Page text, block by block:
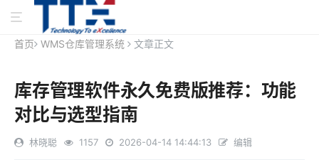
首页 WMS仓库管理系统 文章正文
库存管理软件永久免费版推荐：功能
对比与选型指南
林晓聪 1157 2026-04-14 14:44:13 编辑